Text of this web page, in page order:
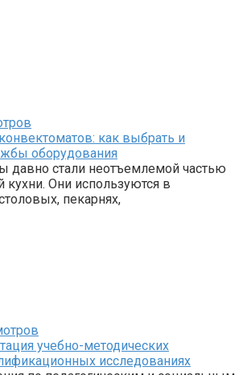
как выбрать и
оборудования
давно стали неотъемлемой частью
кухни. Они используются в
пекарнях,
учебно-методических
исследованиях